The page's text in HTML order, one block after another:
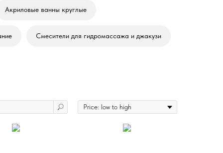
Акриловые ванны круглые
Смесители для гидромассажа и джакузи